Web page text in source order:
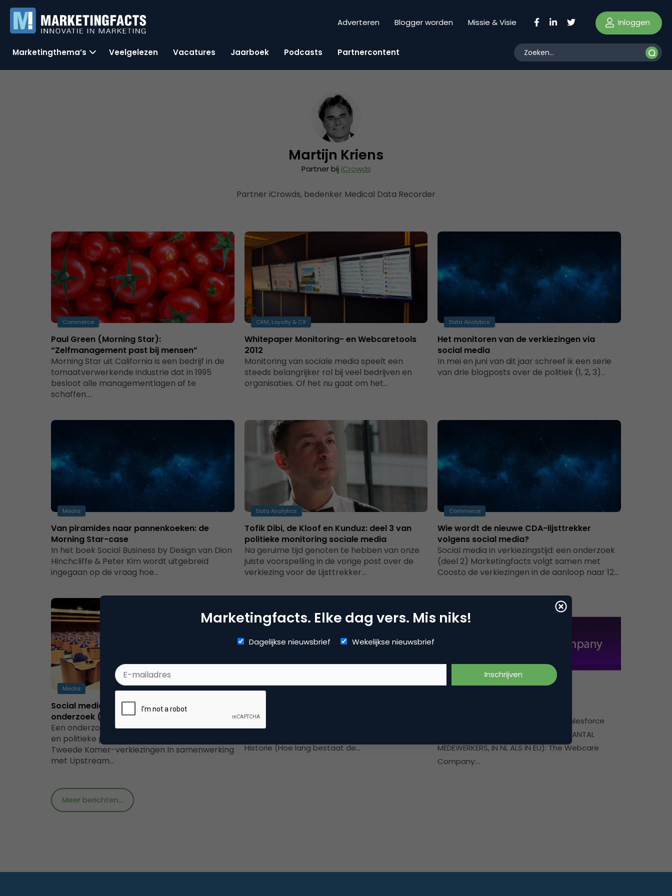
Adverteren Blogger worden Missie & Visie Inloggen
Marketingthema’s Veelgelezen Vacatures Jaarboek Podcasts Partnercontent
Martijn Kriens
Partner bij iCrowds
Partner iCrowds, bedenker Medical Data Recorder
Commerce
Paul Green (Morning Star):
“Zelfmanagement past bij mensen”
Morning Star uit California is een bedrijf in de
tomaatverwerkende industrie dat in 1995
besloot alle managementlagen af te
schaffen.…
CRM, Loyalty & CX
Whitepaper Monitoring- en Webcaretools
2012
Monitoring van sociale media speelt een
steeds belangrijker rol bij veel bedrijven en
organisaties. Of het nu gaat om het…
Data Analytics
Het monitoren van de verkiezingen via
social media
In mei en juni van dit jaar schreef ik een serie
van drie blogposts over de politiek (1, 2, 3)…
Media
Van piramides naar pannenkoeken: de
Morning Star-case
In het boek Social Business by Design van Dion
Hinchcliffe & Peter Kim wordt uitgebreid
ingegaan op de vraag hoe…
Data Analytics
Tofik Dibi, de Kloof en Kunduz: deel 3 van
politieke monitoring sociale media
Na geruime tijd genoten te hebben van onze
juiste voorspelling in de vorige post over de
verkiezing voor de Lijsttrekker…
Commerce
Wie wordt de nieuwe CDA-lijsttrekker
volgens social media?
Social media in verkiezingstijd: een onderzoek
(deel 2) Marketingfacts volgt samen met
Coosto de verkiezingen in de aanloop naar 12…
Media
Social media in verkiezingstijd: een
onderzoek (deel 1)
Een onderzoek naar de activiteiten van politici
en politieke partijen in aanloop naar de
Tweede Kamer-verkiezingen In samenwerking
met Upstream…
Naam tool Engagor Omvang organisatie NL
Historie (Hoe lang bestaat de…
BEDRIJFSNAAM / TOOL NAAM TOOL: Salesforce
Radian6 OMVANG ORGANISATIE NL (AANTAL
MEDEWERKERS, IN NL ALS IN EU): The Webcare
Company:…
Meer berichten...
Marketingfacts. Elke dag vers. Mis niks!
Dagelijkse nieuwsbrief Wekelijkse nieuwsbrief